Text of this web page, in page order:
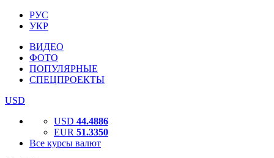
РУС
УКР
ВИДЕО
ФОТО
ПОПУЛЯРНЫЕ
СПЕЦПРОЕКТЫ
USD
USD 44.4886
EUR 51.3350
Все курсы валют